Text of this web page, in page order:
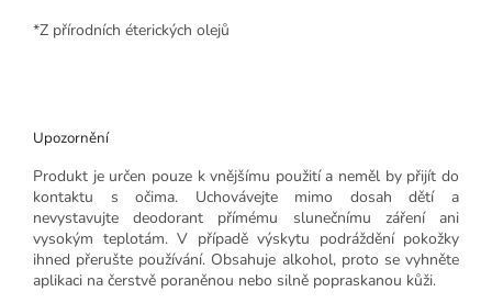
*Z přírodních éterických olejů
Upozornění
Produkt je určen pouze k vnějšímu použití a neměl by přijít do
kontaktu s očima. Uchovávejte mimo dosah dětí a
nevystavujte deodorant přímému slunečnímu záření ani
vysokým teplotám. V případě výskytu podráždění pokožky
ihned přerušte používání. Obsahuje alkohol, proto se vyhněte
aplikaci na čerstvě poraněnou nebo silně popraskanou kůži.